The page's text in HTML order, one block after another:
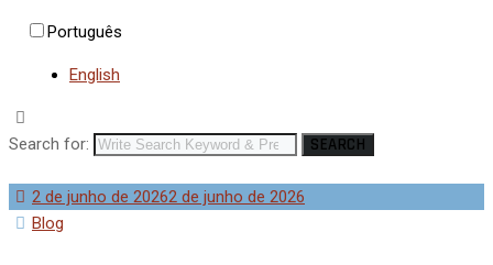
Português
English
Search for: SEARCH
2 de junho de 20262 de junho de 2026
Blog